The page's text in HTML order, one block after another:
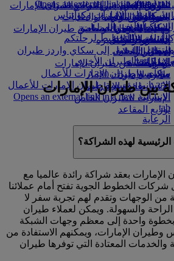
تناول الطعام في الدرجة السياحية
الممتازة
وجبات الدرجة السياحية
المشروبات
طائراتنا
بوينج 777
طائرة الإمارات A380
A350 طائرة الإمارات
الإمارات للطيران الخاص
توزيع المقاعد
السوق الحرة
متجرنا الرسمي
للأطفال
الترفيه عن الأطفال
ألعاب الأطفال
أنشطة للأطفال
in a new tab
الاستدامة في العمليات
السياسة البيئية
التقارير البيئية
المحلية
مؤسسة طيران الإمارات للأعمال
الإنسانيةمؤسسة طيران الإمارات للأعمال
الإنسانية Opens an external link in a new
tab
الرعاية
Opens an external link in a new tab
شركاؤنا
سكاي واردز رايل
حاسبة الأميال
تسجيل الدخول إلى سكاي واردز طيران
الإمارات
سكاي واردز+
السفر لأصحاب الهمم مع طيران الإمارات
المساعدة الخاصة والطلبات
تجربتكم على متن الطائرة
الأدوات والموارد
الهاتف المتحرك وتطبيق طيران الإمارات
إلغاء حجز أو تغييره
تعطل الرحلات
معلومات عن طيران الإمارات
طيران الإمارات وكوانتاس
وكوانتاس
- التخطيط لرحلتكم
شركات الطيران الأخرى
بين طيران الإمارات
الرئيسية لهذه الشراكة؟
الإمارات بعقد شراكة رائدة عالميا مع
الخطوط الجوية تفتح أمام عملائنا
من الوجهات وتقدم لهم تجربة سفر لا
والسهولة. ويمكن لعملاء طيران
بخطوة واحدة إلى معظم وجهات الشبكة
وطيران الإمارات، ويمكنهم الاستفادة من
والخدمات المعتادة التي توفرها طيران